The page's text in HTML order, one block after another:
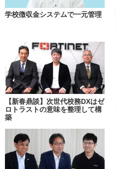
学校徴収金システムで一元管理
【新春鼎談】次世代校務DXはゼ
ロトラストの意味を整理して構
築